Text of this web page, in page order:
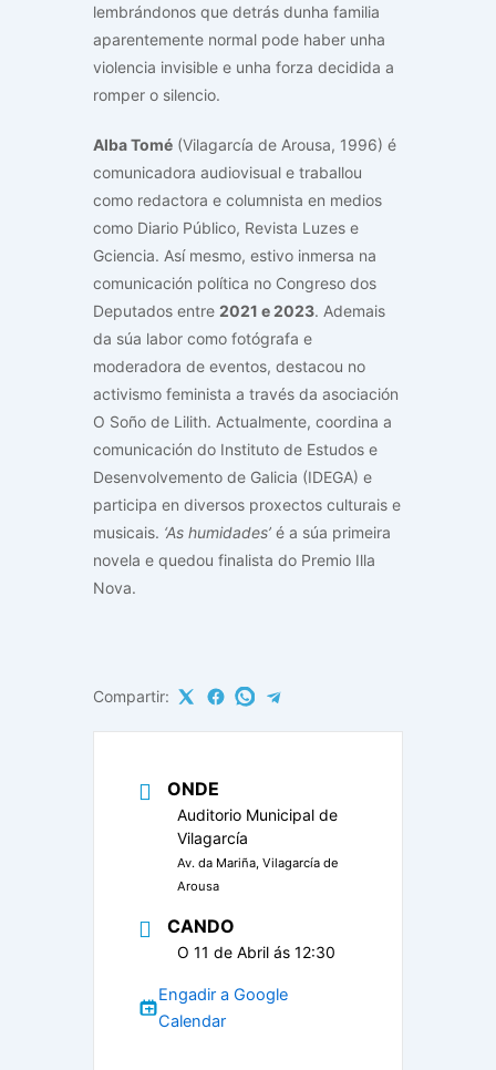
lembrándonos que detrás dunha familia
aparentemente normal pode haber unha
violencia invisible e unha forza decidida a
romper o silencio.
Alba Tomé (Vilagarcía de Arousa, 1996) é
comunicadora audiovisual e traballou
como redactora e columnista en medios
como Diario Público, Revista Luzes e
Gciencia. Así mesmo, estivo inmersa na
comunicación política no Congreso dos
Deputados entre 2021 e 2023. Ademais
da súa labor como fotógrafa e
moderadora de eventos, destacou no
activismo feminista a través da asociación
O Soño de Lilith. Actualmente, coordina a
comunicación do Instituto de Estudos e
Desenvolvemento de Galicia (IDEGA) e
participa en diversos proxectos culturais e
musicais. ‘As humidades’ é a súa primeira
novela e quedou finalista do Premio Illa
Nova.
Compartir:
ONDE
Auditorio Municipal de
Vilagarcía
Av. da Mariña, Vilagarcía de
Arousa
CANDO
O 11 de Abril ás 12:30
Engadir a Google
Calendar